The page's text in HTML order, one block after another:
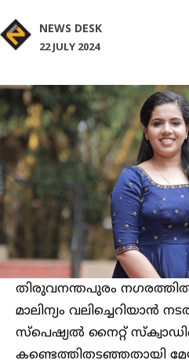
NEWS DESK
22 JULY 2024
തിരുവനന്തപുരം
മാലിന്യം വലിച്ചെറിയാൻ
സ്പെഷ്യൽ നൈറ്റ്‌
കണ്ടെത്തിതടഞ്ഞതായി